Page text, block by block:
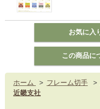
ホーム > フレーム切手 >
近畿支社